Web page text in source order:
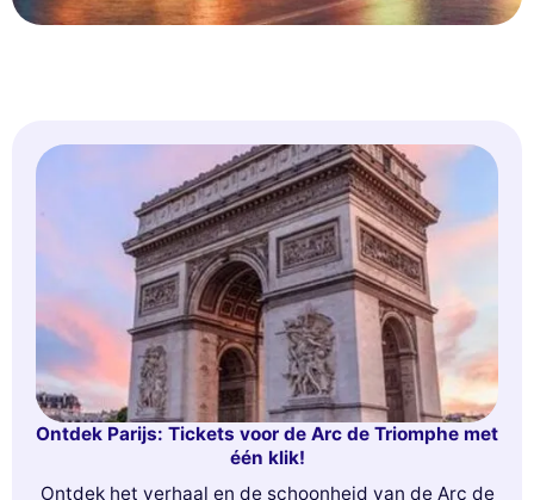
Ontdek Parijs: Tickets voor de Arc de Triomphe met
één klik!
Ontdek het verhaal en de schoonheid van de Arc de